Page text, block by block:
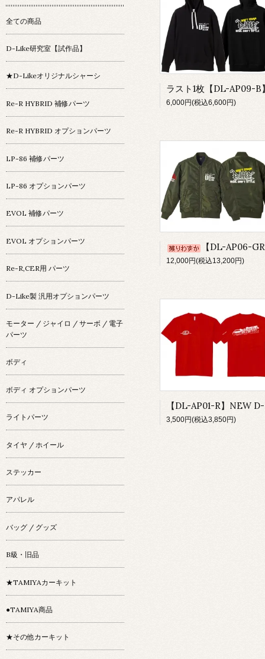
6,000円(税込6,600円)
【DL-AP06-GR】D-Like MA-1 ジャケット(グリー
12,000円(税込13,200円)
3,500円(税込3,850円)
全ての商品
D-Like研究室【試作品】
★D-Likeオリジナルシャーシ
Re-R HYBRID 補修パーツ
Re-R HYBRID オプションパーツ
LP-86 補修パーツ
LP-86 オプションパーツ
EVOL 補修パーツ
EVOL オプションパーツ
Re-R,CER用 パーツ
D-Like製 汎用オプションパーツ
モーター / ジャイロ / サーボ / 電子
パーツ
ボディ
ボディ オプションパーツ
ライトパーツ
タイヤ / ホイール
ステッカー
アパレル
バッグ / グッズ
B級・旧品
★TAMIYAカーキット
●TAMIYA商品
★その他カーキット